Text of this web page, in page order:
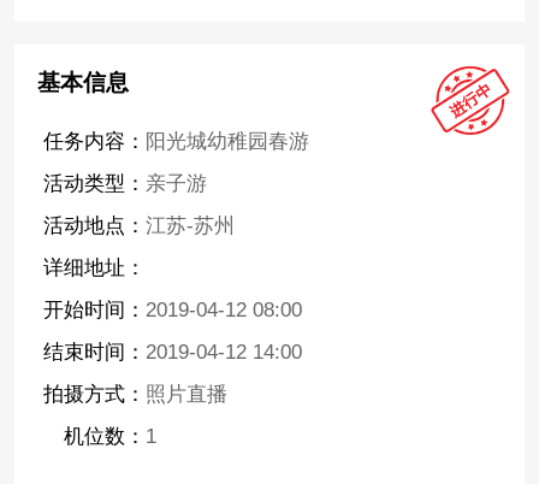
基本信息
任务内容： 阳光城幼稚园春游
活动类型： 亲子游
活动地点： 江苏-苏州
详细地址：
开始时间： 2019-04-12 08:00
结束时间： 2019-04-12 14:00
拍摄方式： 照片直播
机位数： 1